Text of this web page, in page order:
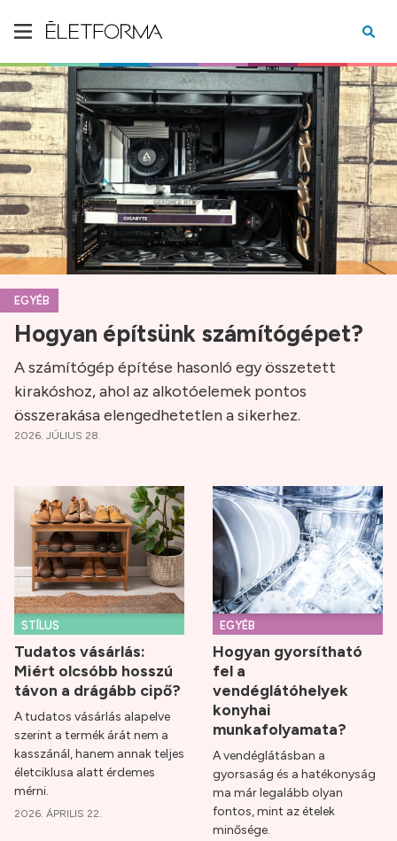
EGYÉB
Hogyan építsünk számítógépet?
A számítógép építése hasonló egy összetett
kirakóshoz, ahol az alkotóelemek pontos
összerakása elengedhetetlen a sikerhez.
2026. JÚLIUS 28.
STÍLUS
Tudatos vásárlás:
Miért olcsóbb hosszú
távon a drágább cipő?
A tudatos vásárlás alapelve
szerint a termék árát nem a
kasszánál, hanem annak teljes
életciklusa alatt érdemes
mérni.
2026. ÁPRILIS 22.
EGYÉB
Hogyan gyorsítható
fel a
vendéglátóhelyek
konyhai
munkafolyamata?
A vendéglátásban a
gyorsaság és a hatékonyság
ma már legalább olyan
fontos, mint az ételek
minősége.